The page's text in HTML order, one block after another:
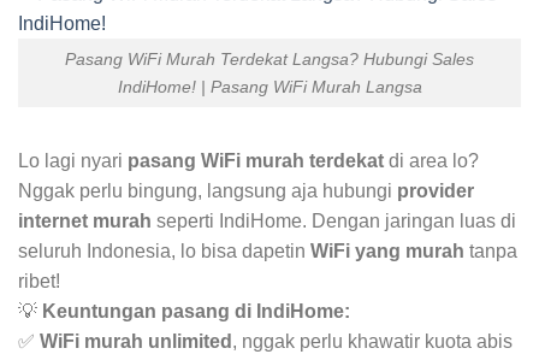
Pasang WiFi Murah Terdekat Langsa? Hubungi Sales
IndiHome! | Pasang WiFi Murah Langsa
Lo lagi nyari pasang WiFi murah terdekat di area lo?
Nggak perlu bingung, langsung aja hubungi provider
internet murah seperti IndiHome. Dengan jaringan luas di
seluruh Indonesia, lo bisa dapetin WiFi yang murah tanpa
ribet!
💡 Keuntungan pasang di IndiHome:
✅ WiFi murah unlimited , nggak perlu khawatir kuota abis